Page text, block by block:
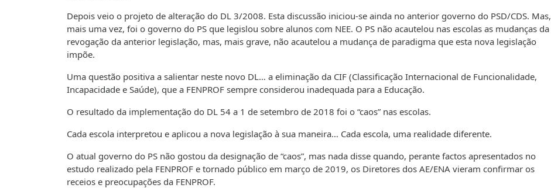
Depois veio o projeto de alteração do DL 3/2008. Esta discussão iniciou-se ainda no anterior governo do PSD/CDS. Mas,
mais uma vez, foi o governo do PS que legislou sobre alunos com NEE. O PS não acautelou nas escolas as mudanças da
revogação da anterior legislação, mas, mais grave, não acautelou a mudança de paradigma que esta nova legislação
impõe.
Uma questão positiva a salientar neste novo DL… a eliminação da CIF (Classificação Internacional de Funcionalidade,
Incapacidade e Saúde), que a FENPROF sempre considerou inadequada para a Educação.
O resultado da implementação do DL 54 a 1 de setembro de 2018 foi o “caos” nas escolas.
Cada escola interpretou e aplicou a nova legislação à sua maneira… Cada escola, uma realidade diferente.
O atual governo do PS não gostou da designação de “caos”, mas nada disse quando, perante factos apresentados no
estudo realizado pela FENPROF e tornado público em março de 2019, os Diretores dos AE/ENA vieram confirmar os
receios e preocupações da FENPROF.